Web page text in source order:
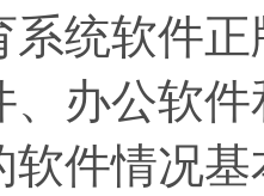
系统软件
、办公软
软件情况